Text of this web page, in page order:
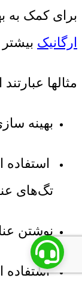
برای کمک به
ارگانیک
مثالها عبارتند
بهینه
استفاده
تگ‌های
نوشتن